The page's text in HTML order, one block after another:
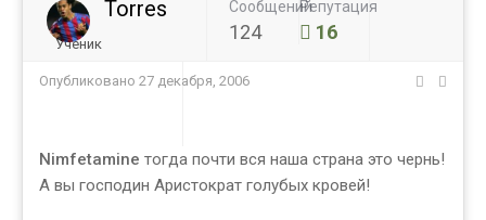
Torres
Ученик
Сообщений
124
Репутация
16
Опубликовано 27 декабря, 2006
Nimfetamine тогда почти вся наша страна это чернь!
А вы господин Аристократ голубых кровей!